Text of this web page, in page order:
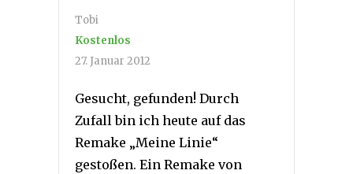
Tobi
Kostenlos
27. Januar 2012
Gesucht, gefunden! Durch
Zufall bin ich heute auf das
Remake „Meine Linie“
gestoßen. Ein Remake von